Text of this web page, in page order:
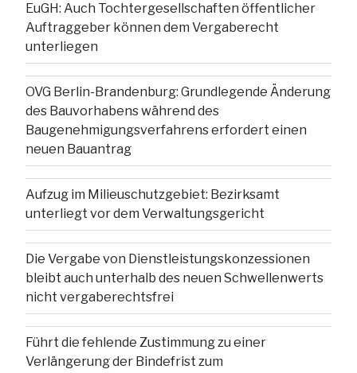
EuGH: Auch Tochtergesellschaften öffentlicher
Auftraggeber können dem Vergaberecht
unterliegen
OVG Berlin-Brandenburg: Grundlegende Änderung
des Bauvorhabens während des
Baugenehmigungsverfahrens erfordert einen
neuen Bauantrag
Aufzug im Milieuschutzgebiet: Bezirksamt
unterliegt vor dem Verwaltungsgericht
Die Vergabe von Dienstleistungskonzessionen
bleibt auch unterhalb des neuen Schwellenwerts
nicht vergaberechtsfrei
Führt die fehlende Zustimmung zu einer
Verlängerung der Bindefrist zum